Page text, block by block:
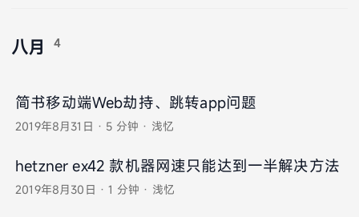
八月 4
简书移动端Web劫持、跳转app问题
2019年8月31日 · 5 分钟 · 浅忆
hetzner ex42 款机器网速只能达到一半解决方法
2019年8月30日 ·1 分钟 · 浅忆